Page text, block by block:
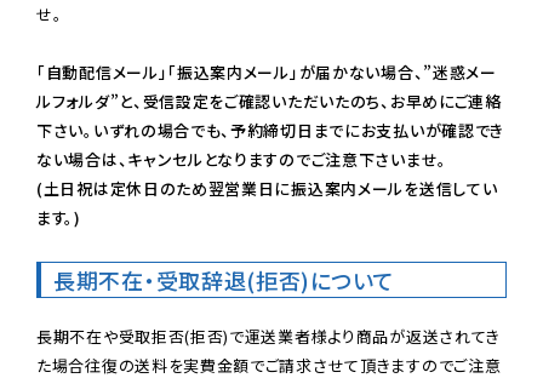
せ。
「自動配信メール」「振込案内メール」が届かない場合、”迷惑メー
ルフォルダ”と、受信設定をご確認いただいたのち、お早めにご連絡
下さい。いずれの場合でも、予約締切日までにお支払いが確認でき
ない場合は、キャンセルとなりますのでご注意下さいませ。
(土日祝は定休日のため翌営業日に振込案内メールを送信してい
ます。)
長期不在・受取辞退(拒否)について
長期不在や受取拒否(拒否)で運送業者様より商品が返送されてき
た場合往復の送料を実費金額でご請求させて頂きますのでご注意